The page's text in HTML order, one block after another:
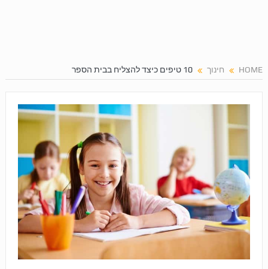
HOME חינוך 10 טיפים כיצד להצליח בבית הספר